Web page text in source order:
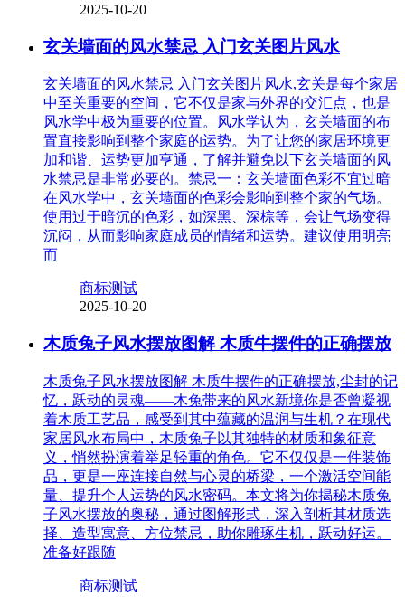
2025-10-20
玄关墙面的风水禁忌 入门玄关图片风水
玄关墙面的风水禁忌 入门玄关图片风水,玄关是每个家居
中至关重要的空间，它不仅是家与外界的交汇点，也是
风水学中极为重要的位置。风水学认为，玄关墙面的布
置直接影响到整个家庭的运势。为了让您的家居环境更
加和谐、运势更加亨通，了解并避免以下玄关墙面的风
水禁忌是非常必要的。禁忌一：玄关墙面色彩不宜过暗
在风水学中，玄关墙面的色彩会影响到整个家的气场。
使用过于暗沉的色彩，如深黑、深棕等，会让气场变得
沉闷，从而影响家庭成员的情绪和运势。建议使用明亮
而
商标测试
2025-10-20
木质兔子风水摆放图解 木质牛摆件的正确摆放
木质兔子风水摆放图解 木质牛摆件的正确摆放,尘封的记
忆，跃动的灵魂——木兔带来的风水新境你是否曾凝视
着木质工艺品，感受到其中蕴藏的温润与生机？在现代
家居风水布局中，木质兔子以其独特的材质和象征意
义，悄然扮演着举足轻重的角色。它不仅仅是一件装饰
品，更是一座连接自然与心灵的桥梁，一个激活空间能
量、提升个人运势的风水密码。本文将为你揭秘木质兔
子风水摆放的奥秘，通过图解形式，深入剖析其材质选
择、造型寓意、方位禁忌，助你雕琢生机，跃动好运。
准备好跟随
商标测试